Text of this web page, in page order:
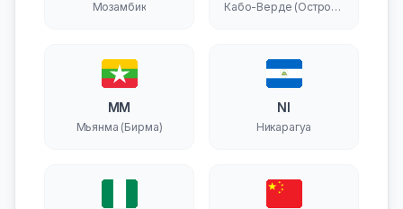
Мозамбик
Кабо-Верде (Острова
MM
Мьянма (Бирма)
NI
Никарагуа